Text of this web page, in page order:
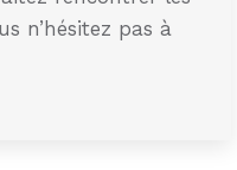
n’hésitez pas à